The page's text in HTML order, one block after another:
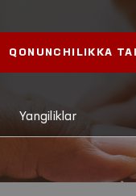
QONUNCHILIKKA
Yangiliklar